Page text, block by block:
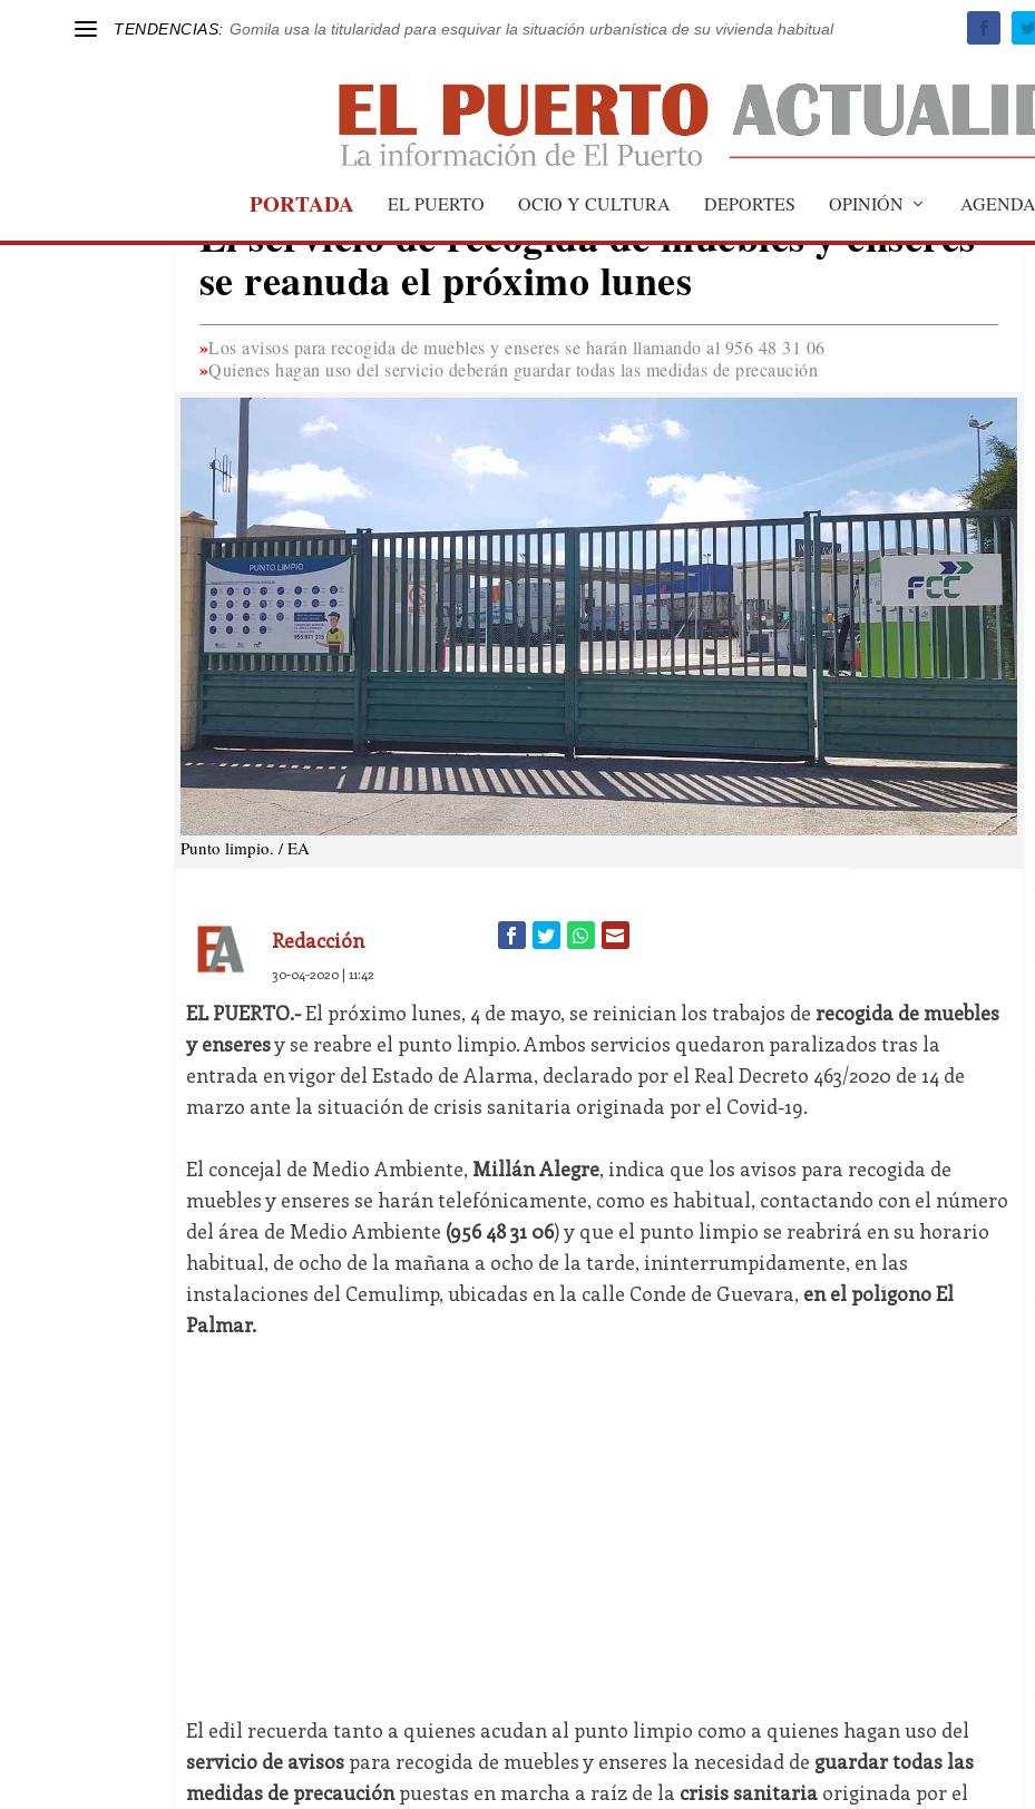
TENDENCIAS: Gomila usa la titularidad para esquivar la situación urbanística de su vivienda habitual
PORTADA EL PUERTO OCIO Y CULTURA DEPORTES OPINIÓN AGENDA
EL PUERTO
El servicio de recogida de muebles y enseres
se reanuda el próximo lunes
Los avisos para recogida de muebles y enseres se harán llamando al 956 48 31 06
Quienes hagan uso del servicio deberán guardar todas las medidas de precaución
Punto limpio. / EA
Redacción
30-04-2020 | 11:42
EL PUERTO.-El próximo lunes, 4 de mayo, se reinician los trabajos de recogida de muebles
y enseresy se reabre el punto limpio. Ambos servicios quedaron paralizados tras la
entrada en vigor del Estado de Alarma, declarado por el Real Decreto 463/2020 de 14 de
marzo ante la situación de crisis sanitaria originada por el Covid-19.
El concejal de Medio Ambiente, Millán Alegre, indica que los avisos para recogida de
muebles y enseres se harán telefónicamente, como es habitual, contactando con el número
del área de Medio Ambiente (956 48 31 06) y que el punto limpio se reabrirá en su horario
habitual, de ocho de la mañana a ocho de la tarde, ininterrumpidamente, en las
instalaciones del Cemulimp, ubicadas en la calle Conde de Guevara, en el polígono El
Palmar.
El edil recuerda tanto a quienes acudan al punto limpio como a quienes hagan uso del
servicio de avisospara recogida de muebles y enseres la necesidad de guardar todas las
medidas de precauciónpuestas en marcha a raíz de la crisis sanitariaoriginada por el